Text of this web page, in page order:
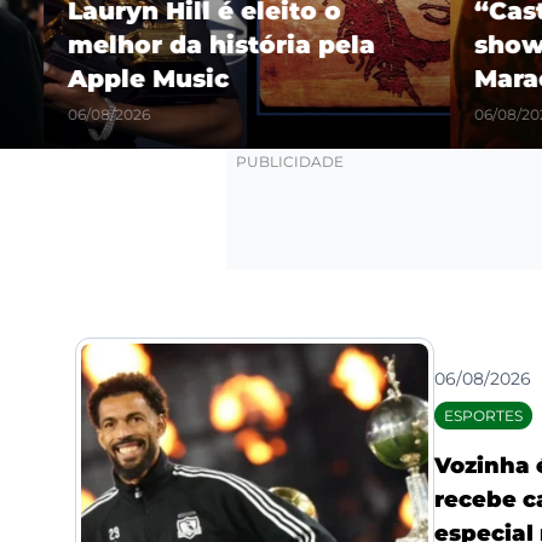
Lauryn Hill é eleito o
melhor da história pela
Apple Music
06/08/2026
show
06/08/2026
06/08/2026
ESPORTES
Vozinha
recebe
especial